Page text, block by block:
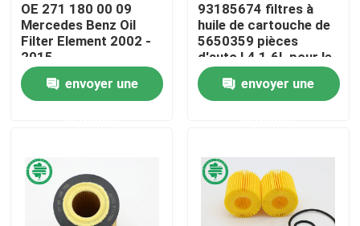
Maison
Vidéos
Au sujet de nous
OE 271 180 00 09
Mercedes Benz Oil
Filter Element 2002 -
2015
envoyer une
93185674 filtres à
huile de cartouche de
5650359 pièces
d'auto L4 1.6L pour le
GM Chevrolet Fiat
Opel
envoyer une